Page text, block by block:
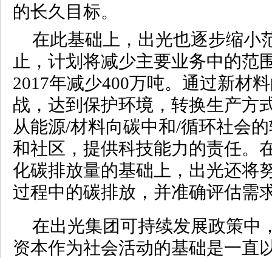
的长久目标。
在此基础上，出光也逐步缩小
止，计划将减少主要业务中的范
2017年减少400万吨。通过新材
战，达到保护环境，转换生产方
从能源/材料向碳中和/循环社会
和社区，提供科技能力的责任。
化碳排放量的基础上，出光还将
过程中的碳排放，并准确评估需
在出光集团可持续发展政策中
资本作为社会活动的基础是一直